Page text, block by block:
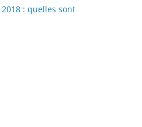
: quelles sont